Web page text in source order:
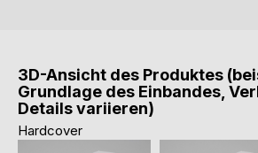
3D-Ansicht des Produktes
Grundlage des Einbandes,
Details variieren)
Hardcover